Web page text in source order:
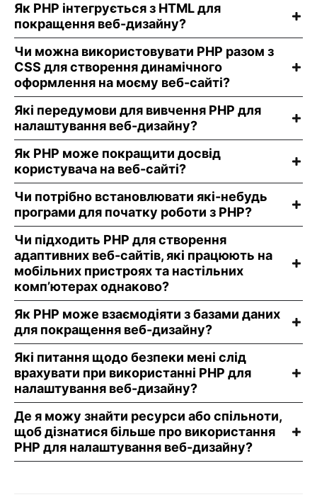
Як PHP інтегрується з HTML для
покращення веб-дизайну?
Чи можна використовувати PHP разом з
CSS для створення динамічного
оформлення на моєму веб-сайті?
Які передумови для вивчення PHP для
налаштування веб-дизайну?
Як PHP може покращити досвід
користувача на веб-сайті?
Чи потрібно встановлювати які-небудь
програми для початку роботи з PHP?
Чи підходить PHP для створення
адаптивних веб-сайтів, які працюють на
мобільних пристроях та настільних
комп’ютерах однаково?
Як PHP може взаємодіяти з базами даних
для покращення веб-дизайну?
Які питання щодо безпеки мені слід
врахувати при використанні PHP для
налаштування веб-дизайну?
Де я можу знайти ресурси або спільноти,
щоб дізнатися більше про використання
PHP для налаштування веб-дизайну?